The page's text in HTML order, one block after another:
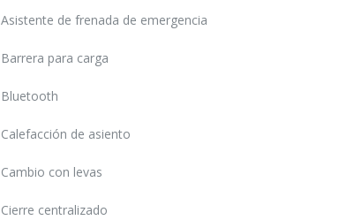
Asistente de frenada de emergencia
Barrera para carga
Bluetooth
Calefacción de asiento
Cambio con levas
Cierre centralizado